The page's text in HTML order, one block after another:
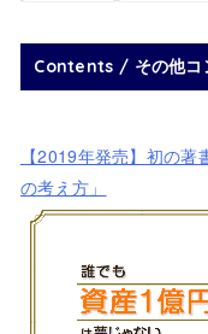
Contents / その他コ
【2019年発売】初の
の考え方」